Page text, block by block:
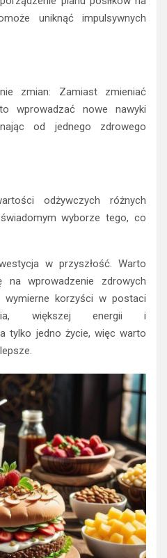
uniknąć impulsywnych
zmian: Zamiast zmieniać
wprowadzać nowe nawyki
od jednego zdrowego
odżywczych różnych
wyborze tego, co
w przyszłość. Warto
wprowadzenie zdrowych
wymierne korzyści w postaci
większej energii i
tylko jedno życie, więc warto